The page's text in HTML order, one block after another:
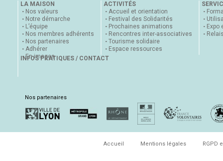
LA MAISON
Nos valeurs
Notre démarche
L’équipe
Nos membres adhérents
Nos partenaires
Adhérer
En images
ACTIVITÉS
Accueil et orientation
Festival des Solidarités
Prochaines animations
Rencontres inter-associatives
Tourisme solidaire
Espace ressources
Expo
INFOS PRATIQUES / CONTACT
Nos partenaires
Accueil Mentions légales RGPD